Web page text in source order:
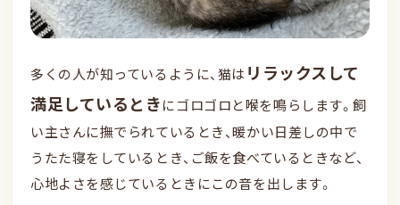
多くの人が知っているように、猫は リラックスして
満足しているときにゴロゴロと喉を鳴らします。飼
い主さんに撫でられているとき、暖かい日差しの中で
うたた寝をしているとき、ご飯を食べているときなど、
心地よさを感じているときにこの音を出します。